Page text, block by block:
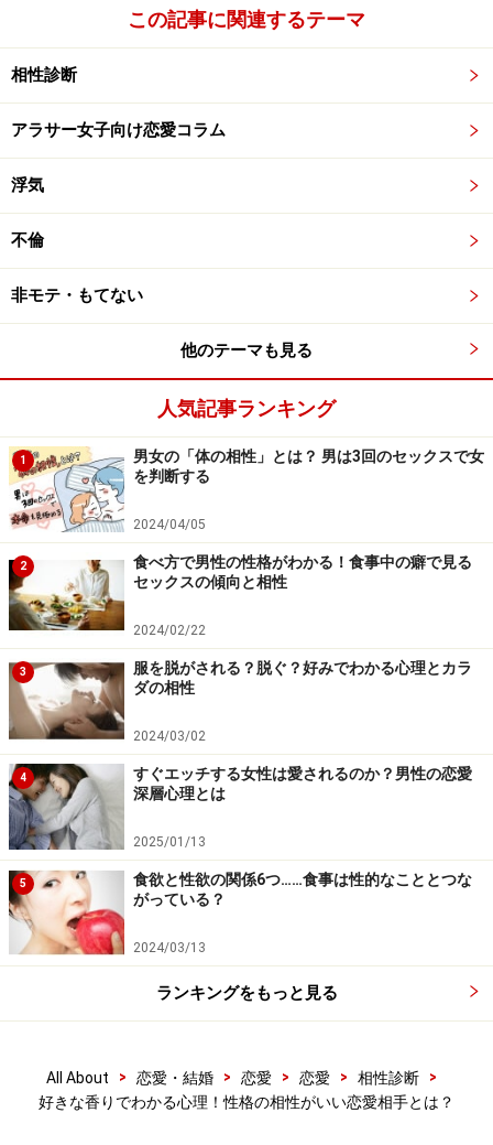
この記事に関連するテーマ
相性診断
アラサー女子向け恋愛コラム
浮気
不倫
非モテ・もてない
他のテーマも見る
人気記事ランキング
1
男女の「体の相性」とは？ 男は3回のセックスで女
を判断する
2024/04/05
2
食べ方で男性の性格がわかる！食事中の癖で見る
セックスの傾向と相性
2024/02/22
3
服を脱がされる？脱ぐ？好みでわかる心理とカラ
ダの相性
2024/03/02
4
すぐエッチする女性は愛されるのか？男性の恋愛
深層心理とは
2025/01/13
5
食欲と性欲の関係6つ……食事は性的なこととつな
がっている？
2024/03/13
ランキングをもっと見る
All About > 恋愛・結婚 > 恋愛 > 恋愛 > 相性診断
>
好きな香りでわかる心理！性格の相性がいい恋愛相手とは？